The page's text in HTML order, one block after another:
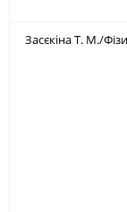
Засєкіна Т. М./